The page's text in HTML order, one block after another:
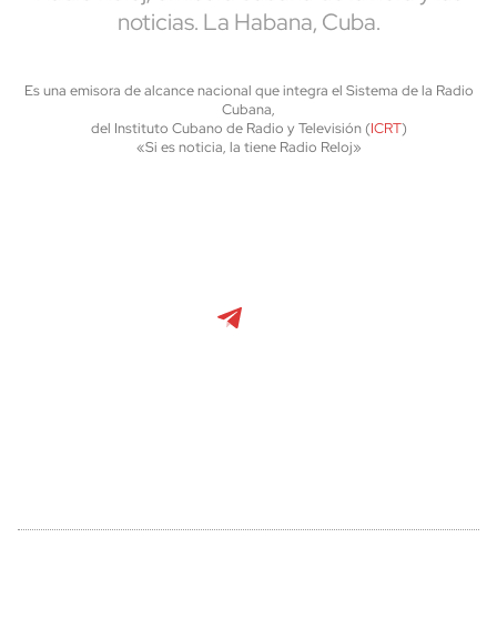
noticias. La Habana, Cuba.
Es una emisora de alcance nacional que integra el Sistema de la Radio
Cubana,
del Instituto Cubano de Radio y Televisión (ICRT)
«Si es noticia, la tiene Radio Reloj»